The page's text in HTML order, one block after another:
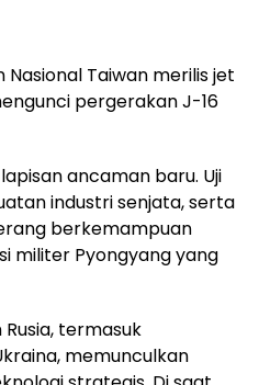
Taiwan merilis jet
pergerakan J-16
ancaman baru. Uji
industri senjata, serta
berkemampuan
militer Pyongyang yang
termasuk
memunculkan